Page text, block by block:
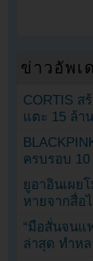
ข่าวอัพเ
CORTIS ส
แตะ 15 ล้า
ครบรอบ
ยูอาอินเผย
หายจากสื่อ
“มือสั่นจนแ
ล่าสุด ทำห